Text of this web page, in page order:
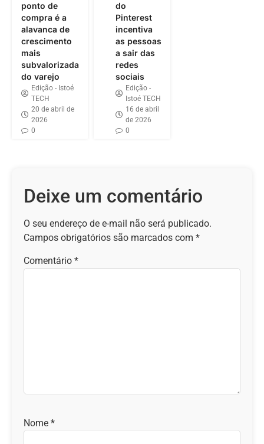
ponto de
compra é a
alavanca de
crescimento
mais
subvalorizada
do varejo
Edição - Istoé
TECH
20 de abril de
2026
0
do
Pinterest
incentiva
as pessoas
a sair das
redes
sociais
Edição -
Istoé TECH
16 de abril
de 2026
0
Deixe um comentário
O seu endereço de e-mail não será publicado.
Campos obrigatórios são marcados com *
Comentário *
Nome *